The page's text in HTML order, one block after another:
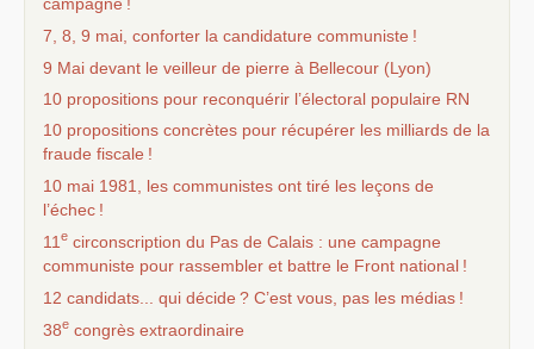
7, 8, 9 mai, conforter la candidature communiste !
9 Mai devant le veilleur de pierre à Bellecour (Lyon)
10 propositions pour reconquérir l’électoral populaire RN
10 propositions concrètes pour récupérer les milliards de la
fraude fiscale !
10 mai 1981, les communistes ont tiré les leçons de
l’échec !
11 e circonscription du Pas de Calais : une campagne
communiste pour rassembler et battre le Front national !
12 candidats... qui décide ? C’est vous, pas les médias !
38e congrès extraordinaire